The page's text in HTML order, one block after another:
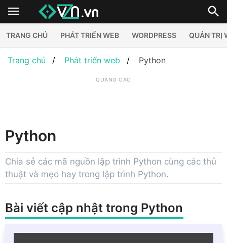
TRANG CHỦ PHÁT TRIỂN WEB WORDPRESS QUẢN TRỊ
Trang chủ Phát triển web Python
QUẢNG CÁO
Python
Chia sẻ các mã nguồn lập trình Python cùng các thủ
thuật và mẹo hay trong lập trình Python.
Bài viết cập nhật trong Python